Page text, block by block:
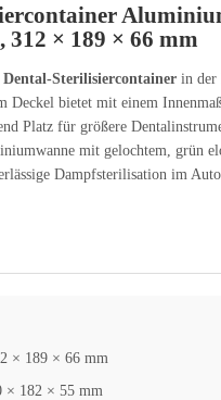
312 × 189 × 66 mm
Sterilisiercontainer in der
Deckel bietet mit einem
Platz für größere
mit gelochtem, grün
Dampfsterilisation im
× 189 × 66 mm
× 182 × 55 mm